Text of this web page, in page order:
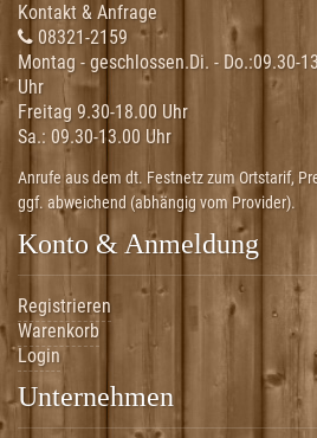
Kontakt & Anfrage
08321-2159
Montag - geschlossen.Di. - Do.:09.30-
Uhr
Freitag 9.30-18.00 Uhr
Sa.: 09.30-13.00 Uhr
Anrufe aus dem dt. Festnetz zum Ortstarif,
ggf. abweichend (abhängig vom Provider).
Konto & Anmeldung
Registrieren
Warenkorb
Login
Unternehmen